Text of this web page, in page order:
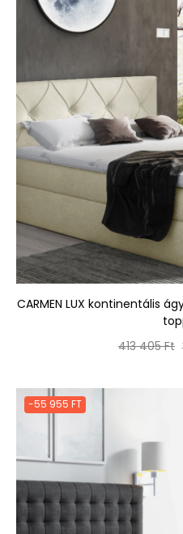
CARMEN LUX kontinentális
Normál
413 405 Ft
-55 955 FT